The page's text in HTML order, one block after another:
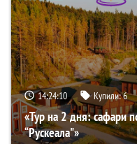
14:24:08 Купили:6
«Тур на 2 дня: сафари
“Рускеала"»